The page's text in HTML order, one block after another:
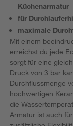
Küchenarmatur
für
maximale
Mit einem
erreichst du jede
sorgt für eine
Druck von 3 bar
Durchflussmenge
hochwertigen
die
Armatur ist auch